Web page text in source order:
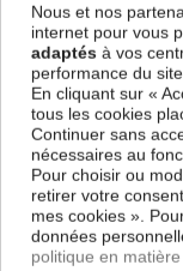
tous les cotés et une
respectueux de
immédiatement sans
Le Tableau Abstrait
rayons UV, inodore et
coucher et la chambre
Notre large choix de
moyen simple et pas
intérieurs, il y en a
Descriptif
Nous et nos
internet pour vous
adaptés à vos
performance du
En cliquant sur «
tous les cookies
Continuer sans
nécessaires au
Pour choisir ou
retirer votre
mes cookies ».
données
politique en